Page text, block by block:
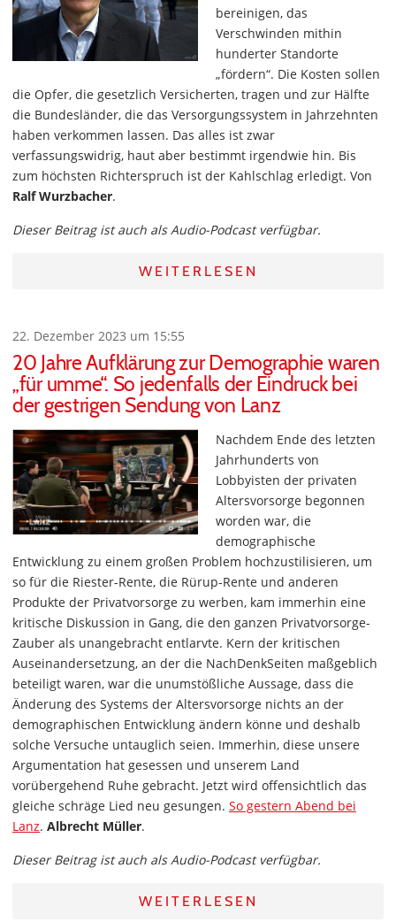
bereinigen, das
Verschwinden mithin
hunderter Standorte
„fördern“. Die Kosten sollen
die Opfer, die gesetzlich Versicherten, tragen und zur Hälfte
die Bundesländer, die das Versorgungssystem in Jahrzehnten
haben verkommen lassen. Das alles ist zwar
verfassungswidrig, haut aber bestimmt irgendwie hin. Bis
zum höchsten Richterspruch ist der Kahlschlag erledigt. Von
Ralf Wurzbacher.
Dieser Beitrag ist auch als Audio-Podcast verfügbar.
WEITERLESEN
22. Dezember 2023 um 15:55
20 Jahre Aufklärung zur Demographie waren
„für umme“. So jedenfalls der Eindruck bei
der gestrigen Sendung von Lanz
Nachdem Ende des letzten
Jahrhunderts von
Lobbyisten der privaten
Altersvorsorge begonnen
worden war, die
demographische
Entwicklung zu einem großen Problem hochzustilisieren, um
so für die Riester-Rente, die Rürup-Rente und anderen
Produkte der Privatvorsorge zu werben, kam immerhin eine
kritische Diskussion in Gang, die den ganzen Privatvorsorge-
Zauber als unangebracht entlarvte. Kern der kritischen
Auseinandersetzung, an der die NachDenkSeiten maßgeblich
beteiligt waren, war die unumstößliche Aussage, dass die
Änderung des Systems der Altersvorsorge nichts an der
demographischen Entwicklung ändern könne und deshalb
solche Versuche untauglich seien. Immerhin, diese unsere
Argumentation hat gesessen und unserem Land
vorübergehend Ruhe gebracht. Jetzt wird offensichtlich das
gleiche schräge Lied neu gesungen. So gestern Abend bei
Lanz. Albrecht Müller.
Dieser Beitrag ist auch als Audio-Podcast verfügbar.
WEITERLESEN